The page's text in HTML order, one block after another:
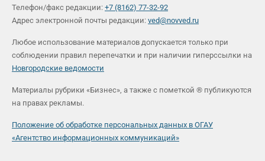
Телефон/факс редакции: +7 (8162) 77-32-92
Адрес электронной почты редакции: ved@novved.ru
Любое использование материалов допускается только при
соблюдении правил перепечатки и при наличии гиперссылки на
Новгородские ведомости
Материалы рубрики «Бизнес», а также с пометкой ® публикуются
на правах рекламы.
Положение об обработке персональных данных в ОГАУ
«Агентство информационных коммуникаций»